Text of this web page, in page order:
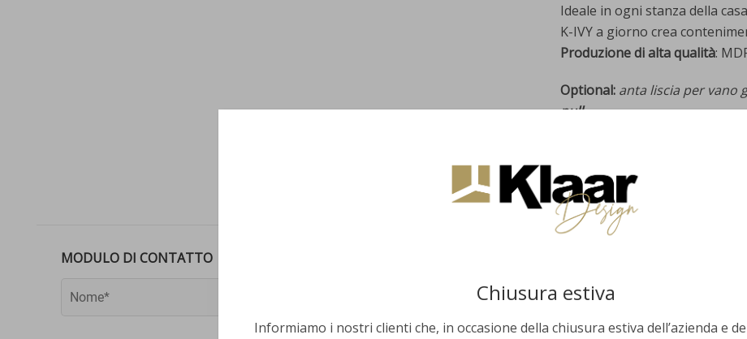
Ideale in ogni stanza della
K-IVY a giorno crea
Produzione di alta qualità:
Optional: anta liscia per vano
pull
Può essere facilmente fissato
MODULO DI CONTATTO
Chiusura estiva
Informiamo i nostri clienti che, in occasione della chiusura estiva dell’azienda e